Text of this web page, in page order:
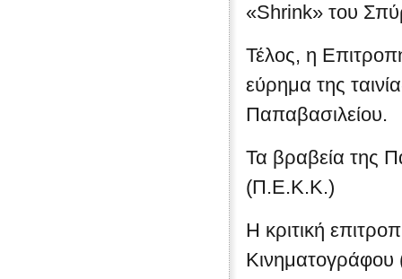
«Shrink» του
Τέλος, η
εύρημα της
Παπαβασιλείου.
Τα βραβεία της
(Π.Ε.Κ.Κ.)
Η κριτική